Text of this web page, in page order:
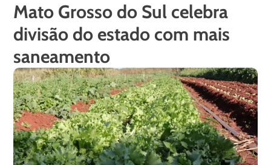
Mato Grosso do Sul celebra
divisão do estado com mais
saneamento